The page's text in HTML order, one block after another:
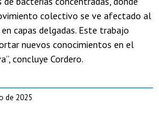
colectivo se ve afectado al
capas delgadas. Este trabajo
nuevos conocimientos en el
concluye Cordero.
de 2025